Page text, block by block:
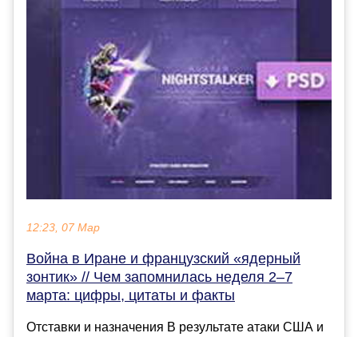
12:23, 07 Мар
Война в Иране и французский «ядерный
зонтик» // Чем запомнилась неделя 2–7
марта: цифры, цитаты и факты
Отставки и назначения В результате атаки США и